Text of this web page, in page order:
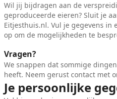
Wil jij bijdragen aan de
geproduceerde eieren? Sluit je
Eitjesthuis.nl. Vul je gegevens in
op om de mogelijkheden te
Vragen?
We snappen dat sommige
heeft. Neem gerust contact met
Je persoonlijke